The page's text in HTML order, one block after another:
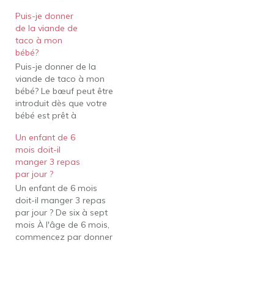
4 et 6 mois. Vous pouvez
ajouter des solides plus
substantiels comme du
bœuf haché au menu
entre 6 et 8 mois, mais
sous…
Puis-je donner
de la viande de
taco à mon
bébé?
Puis-je donner de la
viande de taco à mon
bébé? Le bœuf peut être
introduit dès que votre
bébé est prêt à
des aliments solides,
c'est-à-dire
généralement vers l'âge
de 6 mois. Les tout-petits
aiment-ils les tacos ? Les
tacos sont un dîner facile
qui peut être…
Un enfant de 6
mois doit-il
manger 3 repas
par jour ?
Un enfant de 6 mois
doit-il manger 3 repas
par jour ? De six à sept
mois À l'âge de 6 mois,
commencez par donner